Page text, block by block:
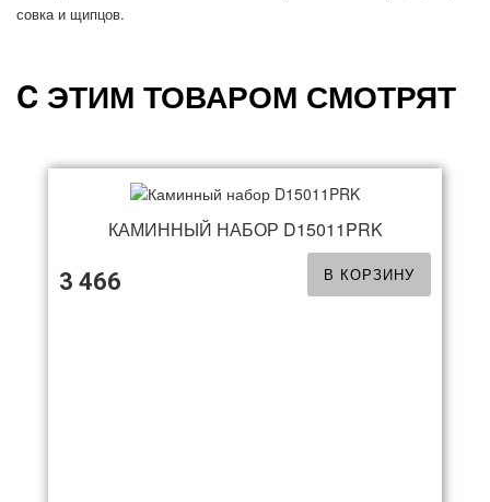
совка и щипцов.
C ЭТИМ ТОВАРОМ СМОТРЯТ
КАМИННЫЙ НАБОР D15011PRK
3 466 В КОРЗИНУ